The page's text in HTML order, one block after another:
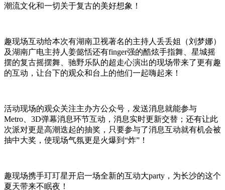
潮流文化和一切关于复古的美好想象！
趣现场互动给本次有湖南卫视著名的主持人丢丢姐（刘梦娜）
及湖南广电主持人姜懿恬还有finger强的酷炫手指舞、星城摇
摆的复古摇摆舞、驰野乐队的超走心演出的现场带来了更有趣
的互动，让台下的观众和台上的他们一起嗨起来！
活动现场的观众关注主办方公众号，发送消息就能参与
Metro、3D弹幕消息环节互动，消息实时更新交替；还有让此
次派对更是高潮迭起的抽奖，只要参与了消息互动就有机会被
抽中大奖，使现场气氛更是火爆到“炸”！
趣现场携手玎玎星开启一场全新的互动大party，为长沙的这个
夏天带来不眠夜！